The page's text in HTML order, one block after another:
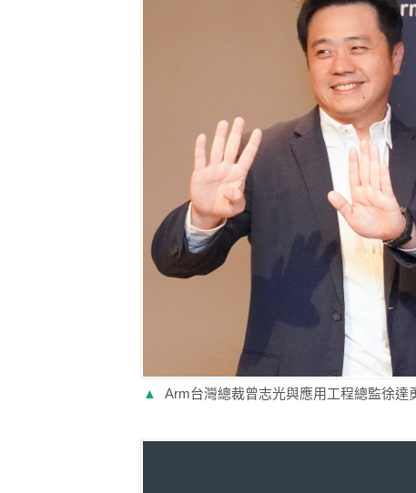
▲ Arm台灣總裁曾志光與應用工程總監徐達